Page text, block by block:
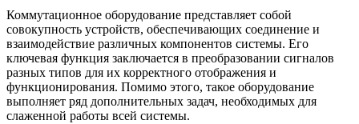
Коммутационное оборудование представляет собой
совокупность устройств, обеспечивающих соединение и
взаимодействие различных компонентов системы. Его
ключевая функция заключается в преобразовании сигналов
разных типов для их корректного отображения и
функционирования. Помимо этого, такое оборудование
выполняет ряд дополнительных задач, необходимых для
слаженной работы всей системы.